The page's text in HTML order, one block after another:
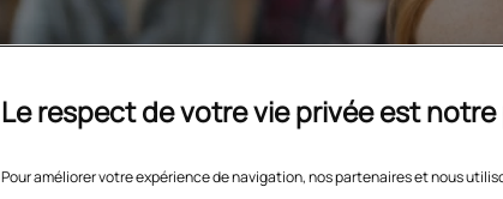
Le respect de votre vie privée est
Pour améliorer votre expérience de navigation, nos partenaires et nous